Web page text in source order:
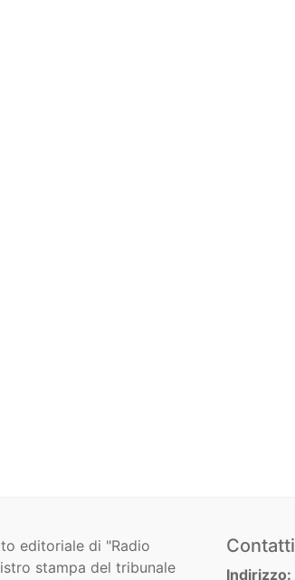
editoriale di "Radio
stampa del tribunale
Contatti
Indirizzo: